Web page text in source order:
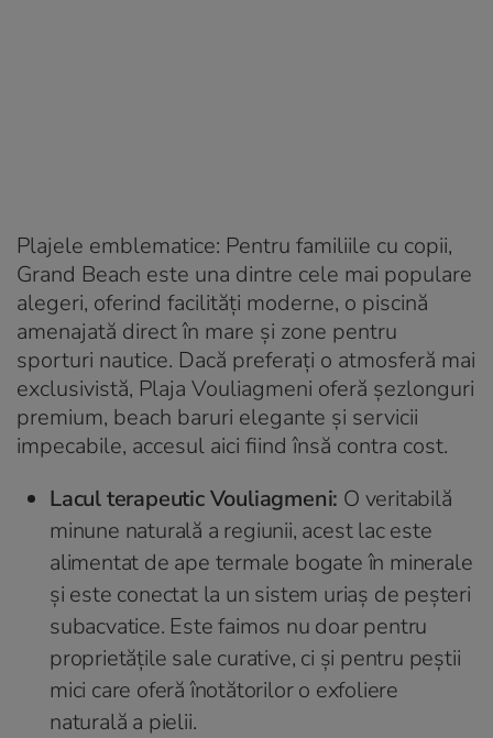
Plajele emblematice: Pentru familiile cu copii,
Grand Beach este una dintre cele mai populare
alegeri, oferind facilități moderne, o piscină
amenajată direct în mare și zone pentru
sporturi nautice. Dacă preferați o atmosferă mai
exclusivistă, Plaja Vouliagmeni oferă șezlonguri
premium, beach baruri elegante și servicii
impecabile, accesul aici fiind însă contra cost.
Lacul terapeutic Vouliagmeni: O veritabilă
minune naturală a regiunii, acest lac este
alimentat de ape termale bogate în minerale
și este conectat la un sistem uriaș de peșteri
subacvatice. Este faimos nu doar pentru
proprietățile sale curative, ci și pentru peștii
mici care oferă înotătorilor o exfoliere
naturală a pielii.